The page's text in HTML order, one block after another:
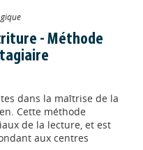
- Méthode
dans la maîtrise de la
Cette méthode
de la lecture, et est
aux centres